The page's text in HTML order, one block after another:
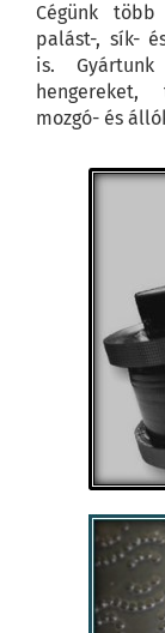
Cégünk
palást-, sík-
is.
hengereket,
mozgó- és